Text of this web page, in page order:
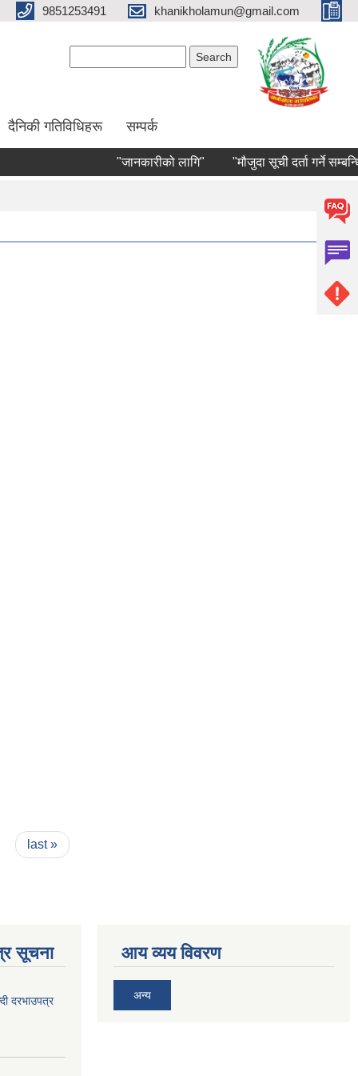
9851253491 khanikholamun@gmail.com
दैनिकी गतिविधिहरू सम्पर्क
"जानकारीको लागि" "मौजुदा सूची दर्ता गर्ने सम्बन्धि
last »
सूचना
दरभाउपत्र
आय व्यय विवरण
अन्य